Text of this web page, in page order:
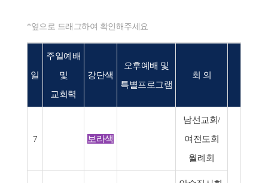
*옆으로 드래그하여 확인해주세요
일
주일예배
및
교회력
강단색
오후예배 및
특별프로그램
회 의
7 보라색
남선교회/
여전도회
월례회